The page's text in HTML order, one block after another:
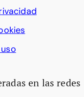
en las redes